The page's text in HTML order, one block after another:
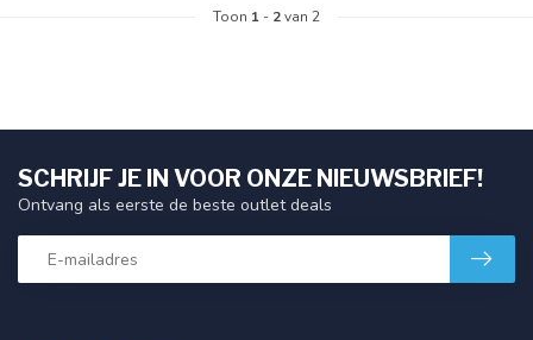
Toon 1 - 2van 2
SCHRIJF JE IN VOOR ONZE NIEUWSBRIEF!
Ontvang als eerste de beste outlet deals